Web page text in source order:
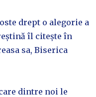
drept o alegorie a
îl citește în
sa, Biserica
dintre noi le